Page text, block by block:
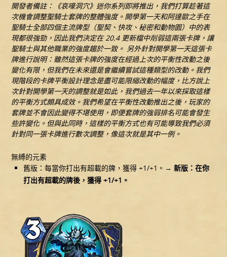
開發者備註：《哀嚎洞穴》迷你系列即將推出，我們打算趁著這
次機會調整聖騎士套牌的整體強度。開學第一天和阿達歐之手在
聖騎士全部四個主流牌型（聖契、快攻、秘密和動物園）中的表
現都很強勁，因此我們決定在 20.4 更新檔中削弱這兩張卡牌，讓
聖騎士與其他職業的強度趨於一致。 另外針對開學第一天這張卡
牌進行說明：雖然這張卡牌的強度在經過上次的平衡性改動之後
變化有限，但我們在未來還是會繼續嘗試這種類型的改動。我們
現階段的卡牌平衡設計理念是盡可能限縮改動的幅度，比方說上
次針對開學第一天的調整就是如此，我們過去一年以來採取這樣
的平衡方式頗具成效。我們希望在平衡性改動推出之後，玩家的
套牌並不會因此變得不堪使用，即便套牌的強弱排名可能會發生
些許變化。但與此同時，這樣的平衡方式也有可能導致我們必須
針對同一張卡牌進行數次調整，像這次就是其中一例。
無縛的元素
舊版：每當你打出有超載的牌，獲得 +1/+1。→新版：在你
打出有超載的牌後，獲得 +1/+1。